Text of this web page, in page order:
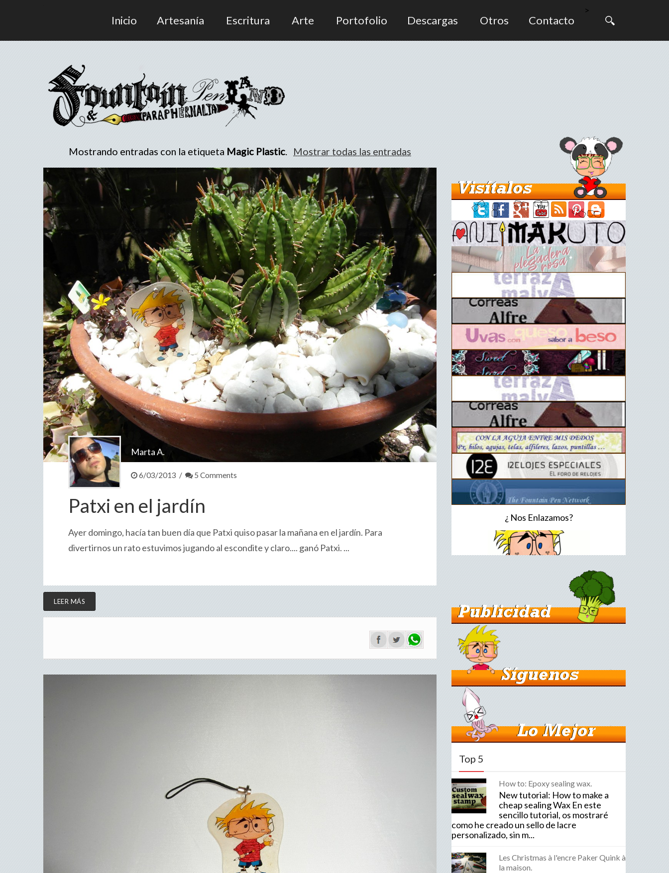
Inicio Artesanía Escritura Arte Portofolio Descargas Otros Contacto
>
Mostrando entradas con la etiquetaMagic Plastic. Mostrar todas las entradas
Marta A.
6/03/2013 / 5 Comments
Patxi en el jardín
Ayer domingo, hacía tan buen día que Patxi quiso pasar la mañana en el jardín. Para
divertirnos un rato estuvimos jugando al escondite y claro.... ganó Patxi. ...
LEER MÁS
¿ Nos Enlazamos?
Top 5
How to: Epoxy sealing wax.
New tutorial: How to make a
cheap sealing Wax En este
sencillo tutorial, os mostraré
como he creado un sello de lacre
personalizado, sin m...
Les Christmas à l'encre Paker Quink à
la maison.